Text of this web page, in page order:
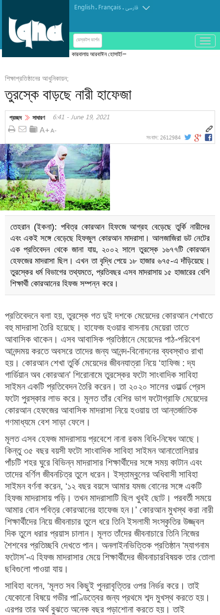
English. Français.فارسی
ডেস্কটপ ভার্শন
باز
و
কারবালায় আরবাঈন হোসাইনি আজাদারি
শিক্ষাপ্রতিষ্ঠানের আধুনিকায়ন;
তুরস্কে বাড়ছে নারী হাফেজা
প্রচ্ছদ সাধারণ 6:41 - June 19, 2021
সংবাদ: 2612984
তেহরান (ইকনা): পবিত্র কোরআন হিফজে আগ্রহ বেড়েছে তুর্কি নারীদের
এবং একই সঙ্গে বেড়েছে হিফজুল কোরআন মাদরাসা। আলজাজিরা ডট নেটের
এক প্রতিবেদন থেকে জানা যায়, ২০০২ সালে তুরস্কে ১৬৭৭টি কোরআন
হেফজের মাদরাসা ছিল। এখন তা বৃদ্ধি পেয়ে ১৮ হাজার ৬৭৫-এ দাঁড়িয়েছে।
তুরস্কের ধর্ম বিভাগের তথ্যমতে, প্রতিবছর এসব মাদরাসায় ১৫ হাজারের বেশি
শিক্ষার্থী কোরআনের হিফজ সম্পন্ন করে।
প্রতিবেদনে বলা হয়, তুরস্কে গত দুই দশকে মেয়েদের কোরআন শেখাতে
বহু মাদরাসা তৈরি হয়েছে। হাফেজ হওয়ার বাসনায় মেয়েরা তাতে
আবাসিক থাকেন। এসব আবাসিক প্রতিষ্ঠানে মেয়েদের পাঠ-পরিবেশ
আনন্দময় করতে অবসরে তাদের জন্য আনন্দ-বিনোদনের ব্যবস্থাও রাখা
হয়। কোরআন শেখা তুর্কি মেয়েদের জীবনযাত্রা নিয়ে ‘হাফিজ : দ্য
গার্ডিয়ান অব কোরআন’ শিরোনামে তুরস্কের ফটো সাংবাদিক সাবিহা
সাইমন একটি প্রতিবেদন তৈরি করেন। তা ২০২০ সালের ওয়ার্ল্ড প্রেস
ফটো পুরস্কার লাভ করে। মূলত তাঁর বেশির ভাগ ফটোগ্রাফি মেয়েদের
কোরআন হেফজের আবাসিক মাদরাসা নিয়ে হওয়ায় তা আন্তর্জাতিক
গণমাধ্যমে বেশ সাড়া ফেলে।
মূলত এসব হেফজ মাদরাসায় প্রবেশে নানা রকম বিধি-নিষেধ আছে।
কিন্তু ৩৫ বছর বয়সী ফটো সাংবাদিক সাবিহা সাইমন আনাতোলিয়ার
পাঁচটি শহর ঘুরে বিভিন্ন মাদরাসার শিক্ষার্থীদের সঙ্গে সময় কাটান এবং
তাদের বর্ণিল জীবনচিত্র তুলে ধরেন। ইস্তাম্বুলের অধিবাসী সাবিহা
সাইমন বর্ণনা করেন, ‘১২ বছর বয়সে আমার যমজ বোনের সঙ্গে একটি
হিফজ মাদরাসায় পড়ি। তখন মাদরাসাটি ছিল খুবই ছোট। পরবর্তী সময়ে
আমার বোন পবিত্র কোরআনের হাফেজ হন।’ কোরআন মুখস্থ করা নারী
শিক্ষার্থীদের নিয়ে জীবনাচার তুলে ধরে তিনি ইসলামী সংস্কৃতির উজ্জ্বল
দিক তুলে ধরার প্রয়াস চালান। মূলত তাঁদের জীবনাচারে তিনি নিজের
শৈশবের প্রতিচ্ছবি দেখতে পান। অনলাইনভিত্তিক প্রতিষ্ঠান ‘ম্যাগনাম
ফটোস’-এ হিফজ মাদরাসার মেয়ে শিক্ষার্থীদের জীবনাচারবিষয়ক তার তোলা
ছবিগুলো পাওয়া যায়।
সাবিহা বলেন, ‘মূলত সব কিছুই পুনরাবৃত্তির ওপর নির্ভর করে। তাই
যেকোনো বিষয়ে গভীর পাণ্ডিত্বের জন্য প্রথমে শব্দ মুখস্থ করতে হয়।
এরপর তার অর্থ বুঝতে অনেক বছর পড়াশোনা করতে হয়। তাই